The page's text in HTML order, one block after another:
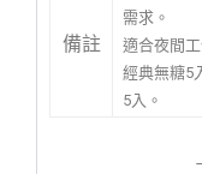
備註
需求。
適合夜間
經典無糖5
5入。